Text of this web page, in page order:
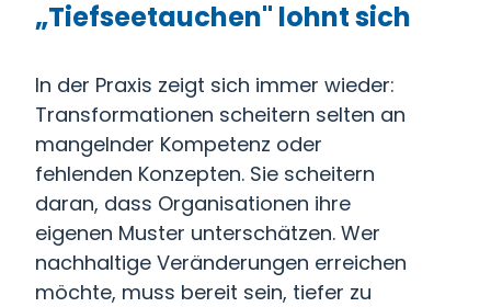
„Tiefseetauchen" lohnt sich
In der Praxis zeigt sich immer wieder:
Transformationen scheitern selten an
mangelnder Kompetenz oder
fehlenden Konzepten. Sie scheitern
daran, dass Organisationen ihre
eigenen Muster unterschätzen. Wer
nachhaltige Veränderungen erreichen
möchte, muss bereit sein, tiefer zu